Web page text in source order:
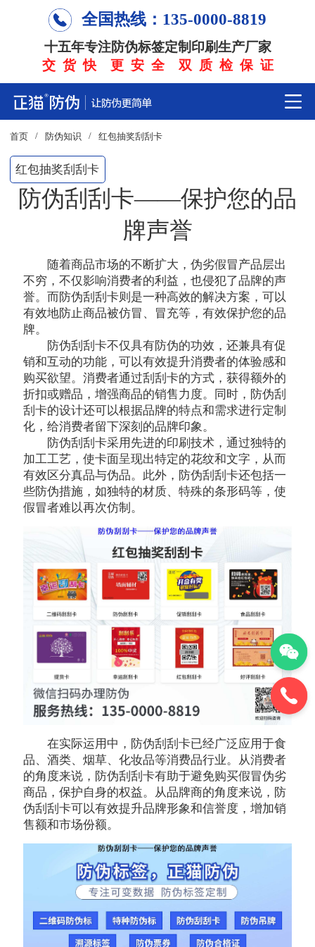
全国热线：135-0000-8819
十五年专注防伪标签定制印刷生产厂家
交 货 快 更 安 全 双 质 检 保 证
首页 / 防伪知识 / 红包抽奖刮刮卡
红包抽奖刮刮卡
防伪刮刮卡——保护您的品
牌声誉
随着商品市场的不断扩大，伪劣假冒产品层出
不穷，不仅影响消费者的利益，也侵犯了品牌的声
誉。而防伪刮刮卡则是一种高效的解决方案，可以
有效地防止商品被仿冒、冒充等，有效保护您的品
牌。
防伪刮刮卡不仅具有防伪的功效，还兼具有促
销和互动的功能，可以有效提升消费者的体验感和
购买欲望。消费者通过刮刮卡的方式，获得额外的
折扣或赠品，增强商品的销售力度。同时，防伪刮
刮卡的设计还可以根据品牌的特点和需求进行定制
化，给消费者留下深刻的品牌印象。
防伪刮刮卡采用先进的印刷技术，通过独特的
加工工艺，使卡面呈现出特定的花纹和文字，从而
有效区分真品与伪品。此外，防伪刮刮卡还包括一
些防伪措施，如独特的材质、特殊的条形码等，使
假冒者难以再次仿制。
在实际运用中，防伪刮刮卡已经广泛应用于食
品、酒类、烟草、化妆品等消费品行业。从消费者
的角度来说，防伪刮刮卡有助于避免购买假冒伪劣
商品，保护自身的权益。从品牌商的角度来说，防
伪刮刮卡可以有效提升品牌形象和信誉度，增加销
售额和市场份额。